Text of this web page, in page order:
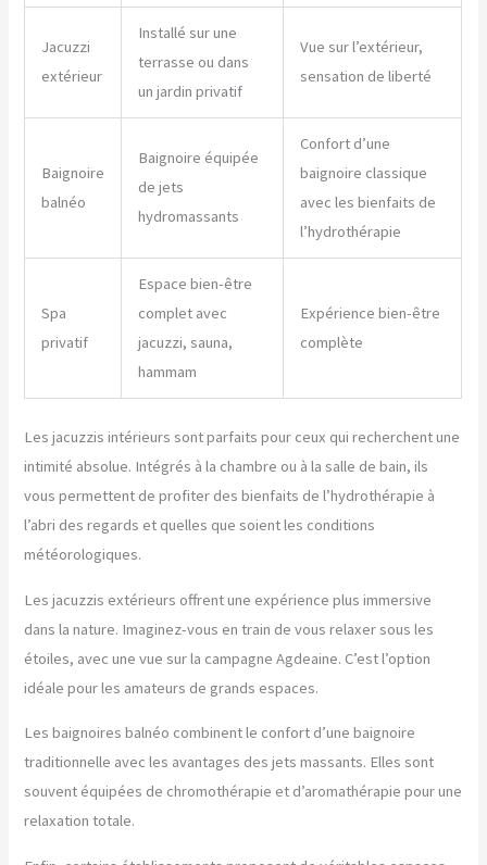
Jacuzzi
extérieur
Installé sur une
terrasse ou dans
un jardin privatif
Vue sur l’extérieur,
sensation de liberté
Baignoire
balnéo
Baignoire équipée
de jets
hydromassants
Confort d’une
baignoire classique
avec les bienfaits de
l’hydrothérapie
Spa
privatif
Espace bien-être
complet avec
jacuzzi, sauna,
hammam
Expérience bien-être
complète
Les jacuzzis intérieurs sont parfaits pour ceux qui recherchent une
intimité absolue. Intégrés à la chambre ou à la salle de bain, ils
vous permettent de profiter des bienfaits de l’hydrothérapie à
l’abri des regards et quelles que soient les conditions
météorologiques.
Les jacuzzis extérieurs offrent une expérience plus immersive
dans la nature. Imaginez-vous en train de vous relaxer sous les
étoiles, avec une vue sur la campagne Agdeaine. C’est l’option
idéale pour les amateurs de grands espaces.
Les baignoires balnéo combinent le confort d’une baignoire
traditionnelle avec les avantages des jets massants. Elles sont
souvent équipées de chromothérapie et d’aromathérapie pour une
relaxation totale.